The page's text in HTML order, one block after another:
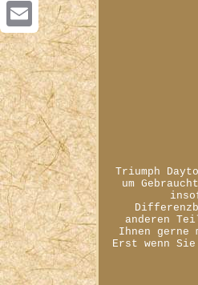
Pinterest
Email
Triumph
um
anderen
Ihnen gerne
Erst wenn